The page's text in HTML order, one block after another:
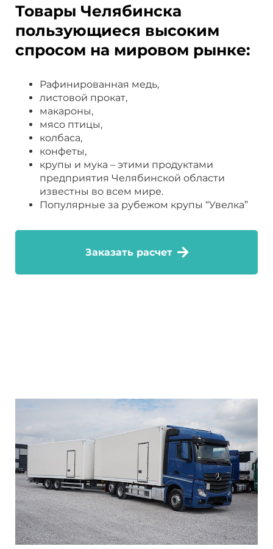
Товары Челябинска
пользующиеся высоким
спросом на мировом рынке:
Рафинированная медь,
листовой прокат,
макароны,
мясо птицы,
колбаса,
конфеты,
крупы и мука – этими продуктами
предприятия Челябинской области
известны во всем мире.
Популярные за рубежом крупы “Увелка”
Заказать расчет